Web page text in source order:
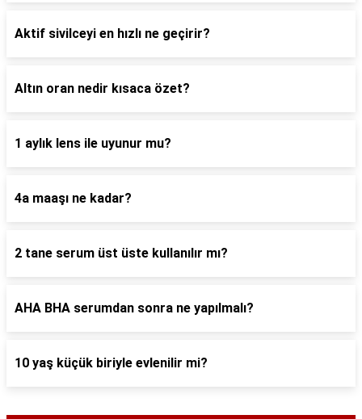
Aktif sivilceyi en hızlı ne geçirir?
Altın oran nedir kısaca özet?
1 aylık lens ile uyunur mu?
4a maaşı ne kadar?
2 tane serum üst üste kullanılır mı?
AHA BHA serumdan sonra ne yapılmalı?
10 yaş küçük biriyle evlenilir mi?